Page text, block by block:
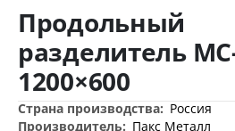
к
началу
галереи
изображений
Продольный
разделитель
1200×600
Дополнительная
информация
Россия
Пакс Металл